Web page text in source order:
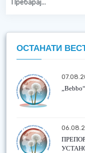
ОСТАНАТИ